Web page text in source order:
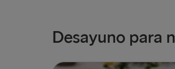
Desayuno para